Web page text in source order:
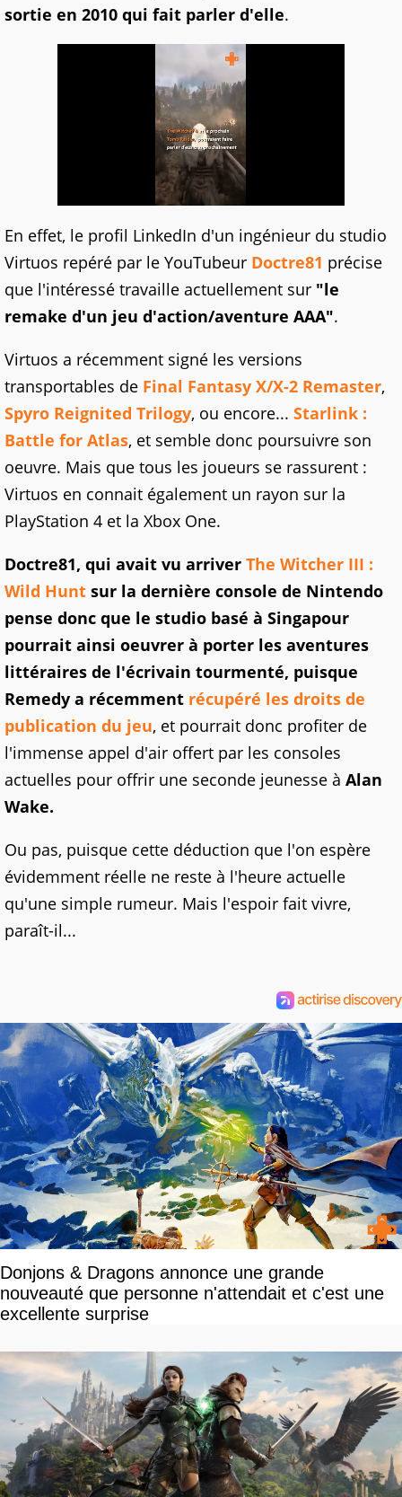
sortie en 2010 qui fait parler d'elle.
En effet, le profil LinkedIn d'un ingénieur du studio
Virtuos repéré par le YouTubeur Doctre81 précise
que l'intéressé travaille actuellement sur "le
remake d'un jeu d'action/aventure AAA".
Virtuos a récemment signé les versions
transportables de Final Fantasy X/X-2 Remaster,
Spyro Reignited Trilogy, ou encore... Starlink :
Battle for Atlas, et semble donc poursuivre son
oeuvre. Mais que tous les joueurs se rassurent :
Virtuos en connait également un rayon sur la
PlayStation 4 et la Xbox One.
Doctre81, qui avait vu arriver The Witcher III :
Wild Hunt sur la dernière console de Nintendo
pense donc que le studio basé à Singapour
pourrait ainsi oeuvrer à porter les aventures
littéraires de l'écrivain tourmenté, puisque
Remedy a récemment récupéré les droits de
publication du jeu, et pourrait donc profiter de
l'immense appel d'air offert par les consoles
actuelles pour offrir une seconde jeunesse à Alan
Wake.
Ou pas, puisque cette déduction que l'on espère
évidemment réelle ne reste à l'heure actuelle
qu'une simple rumeur. Mais l'espoir fait vivre,
paraît-il...
Donjons & Dragons annonce une grande
nouveauté que personne n'attendait et c'est une
excellente surprise